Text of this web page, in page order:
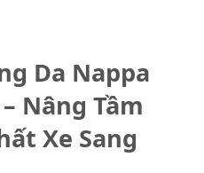
Da Nappa
Nâng Tầm
Xe Sang